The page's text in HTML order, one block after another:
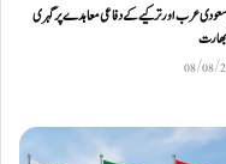
سعودی عرب اور ترکیے کے دفاعی معاہدے پر گہری
08/08/